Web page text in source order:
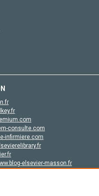
consulte.com
infirmiere.com
elsevier-masson.fr